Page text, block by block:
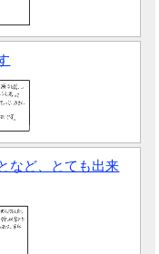
など、とても出来